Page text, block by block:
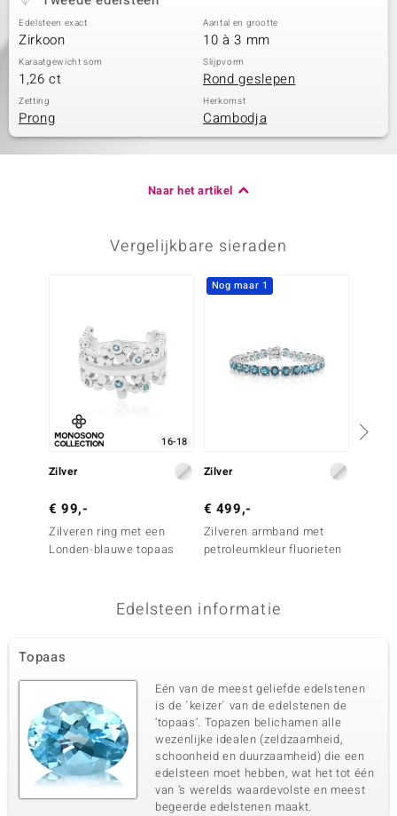
Edelsteen exact
Zirkoon
Aantal en grootte
10 à 3 mm
Karaatgewicht som
1,26 ct
Slijpvorm
Rond geslepen
Zetting
Prong
Herkomst
Cambodja
Naar het artikel
Vergelijkbare sieraden
16-18
Zilver
€ 99,-
Zilveren ring met een
Londen-blauwe topaas
Nog maar 1
Zilver
€ 499,-
Zilveren armband met
petroleumkleur fluorieten
Edelsteen informatie
Topaas
Eén van de meest geliefde edelstenen
is de ´keizer´ van de edelstenen de
‘topaas’. Topazen belichamen alle
wezenlijke idealen (zeldzaamheid,
schoonheid en duurzaamheid) die een
edelsteen moet hebben, wat het tot één
van ’s werelds waardevolste en meest
begeerde edelstenen maakt.